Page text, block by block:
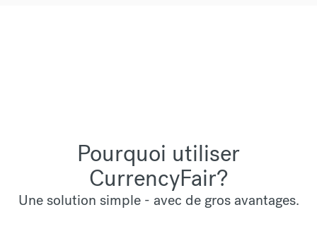
Pourquoi utiliser
CurrencyFair?
Une solution simple - avec de gros avantages.